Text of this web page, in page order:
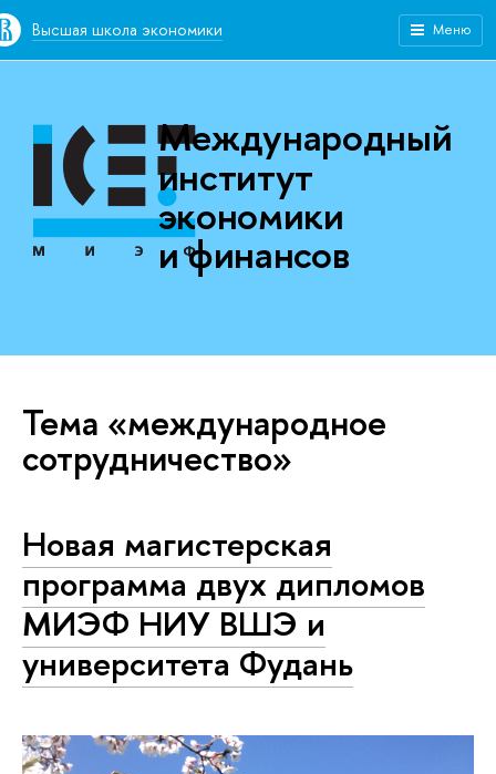
Высшая школа экономики Меню
Международный
институт
экономики
и финансов
Тема «международное
сотрудничество»
Новая магистерская
программа двух дипломов
МИЭФ НИУ ВШЭ и
университета Фудань